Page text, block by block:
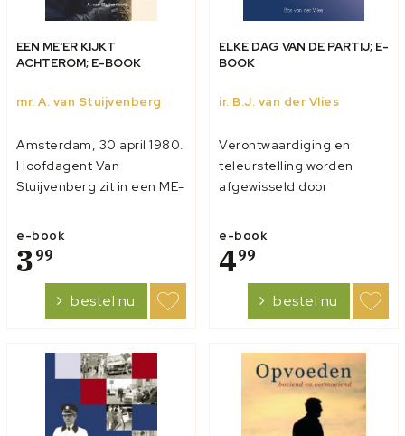
EEN ME'ER KIJKT
ACHTEROM; E-BOOK
mr. A. van Stuijvenberg
Amsterdam, 30 april 1980.
Hoofdagent Van
Stuijvenberg zit in een ME-
het gezicht,
keelbeschermer om,
beenbeschermers aan,
gereed. Dan moeten ze
eruit. Een regen van
brokken trottoirtegels
vliegt door de luc...
e-book
3 99
bestel nu
ELKE DAG VAN DE PARTIJ; E-
BOOK
ir. B.J. van der Vlies
Verontwaardiging en
teleurstelling worden
afgewisseld door
tevredenheid, afhankelijk
van de mate waarin Van
der Vlies erin slaagt om de
standpunten van de SGP
te verwoorden voor zijn
toehoorders. Naast de
veelomvattende taken in
Den...
e-book
499
bestel nu